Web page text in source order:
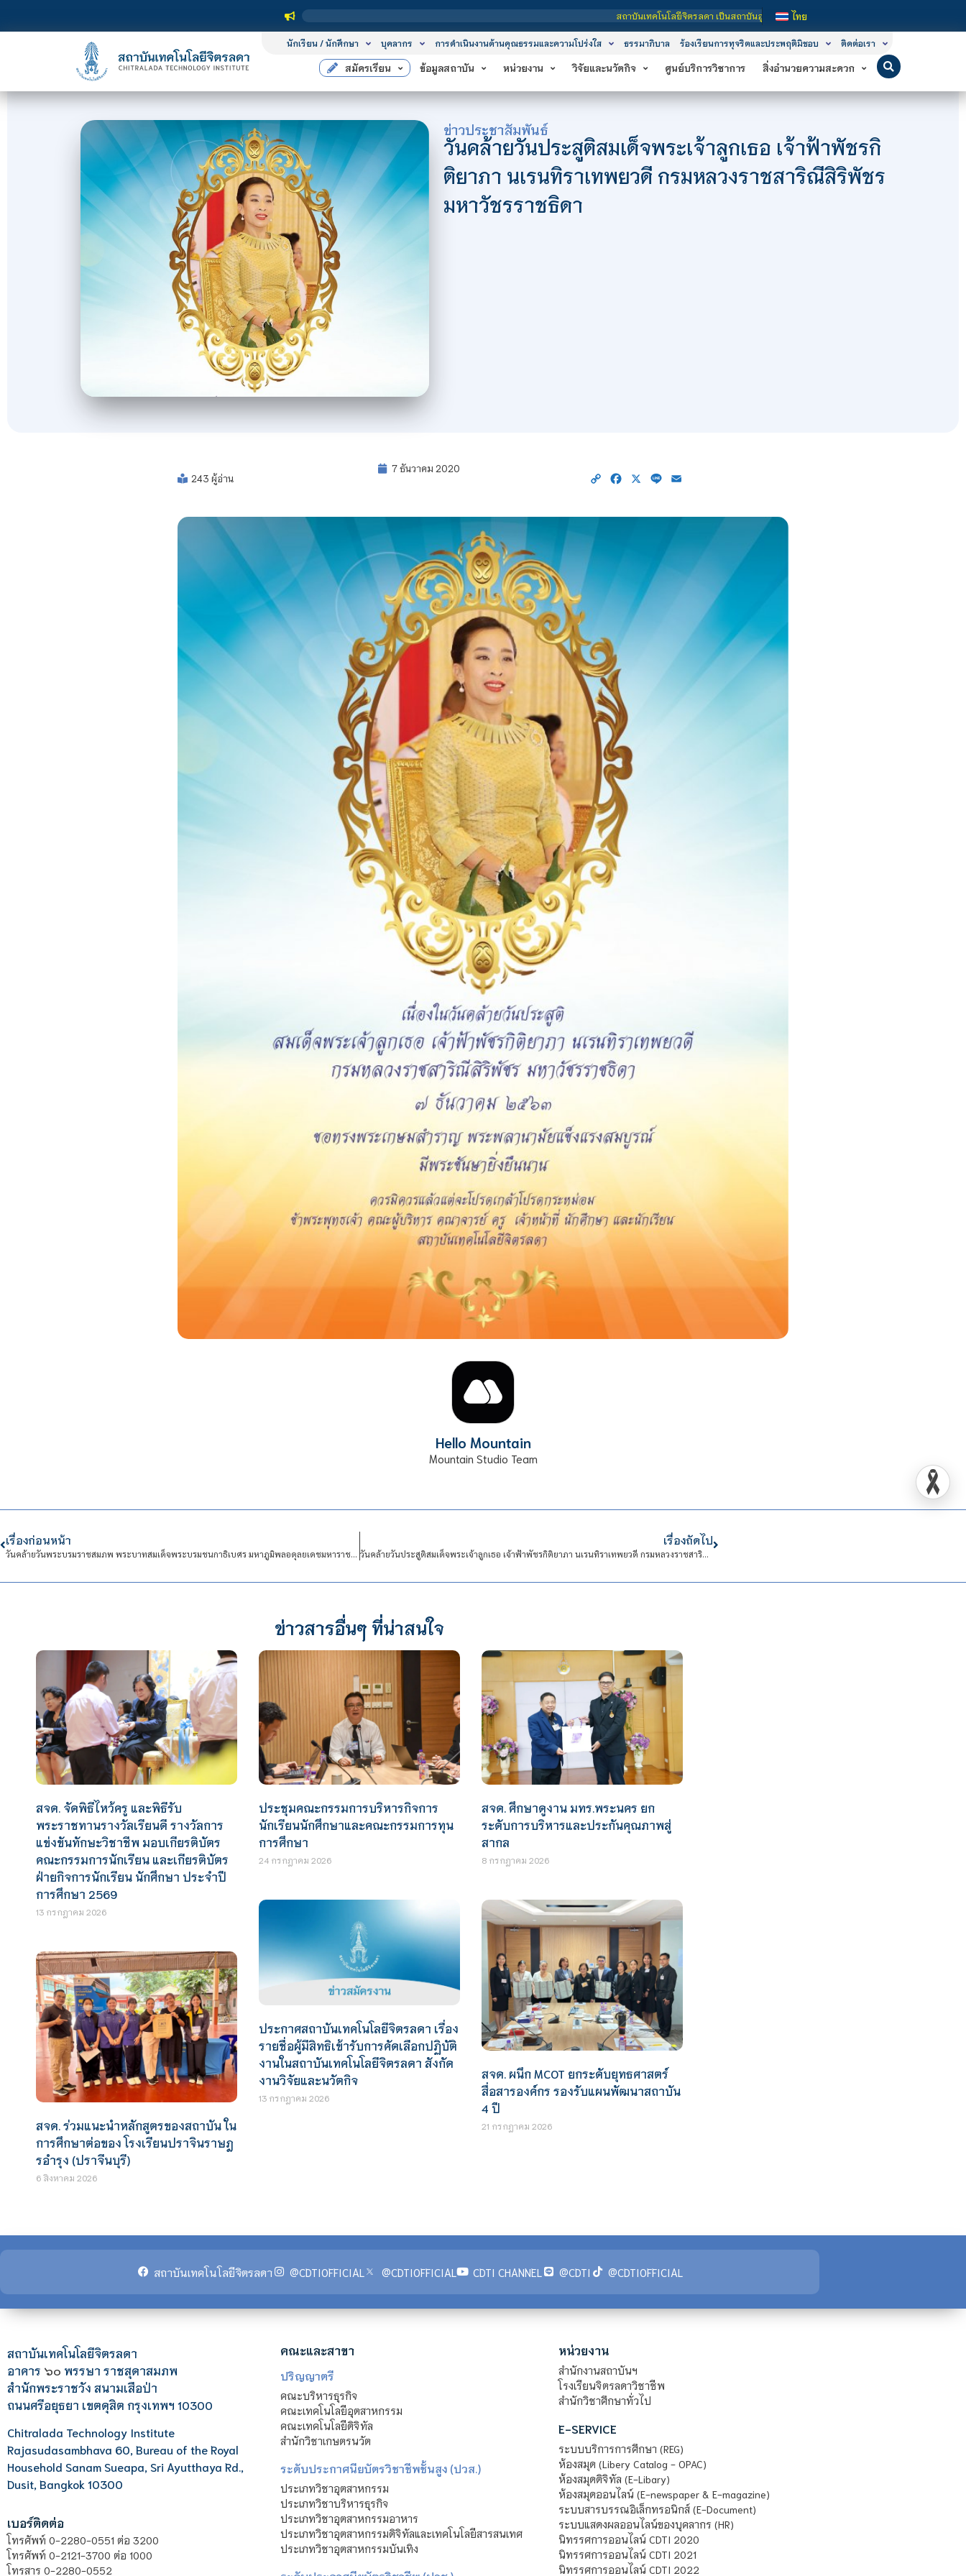
สถาบันเทคโนโลยีจิตรลดา เป็นสถาบันอุดมศึกษาในกำกับของรัฐ เปิดหลักสูตรการเรียนการสอน 3 ระดับ คือ ระดั
ไทย
นักเรียน / นักศึกษา บุคลากร การดำเนินงานด้านคุณธรรมและความโปร่งใส ธรรมาภิบาล ร้องเรียนการทุจริตและประพฤติมิชอบ ติดต่อเรา
สมัครเรียน ข้อมูลสถาบัน หน่วยงาน วิจัยและนวัตกิจ ศูนย์บริการวิชาการ สิ่งอำนวยความสะดวก
ข่าวประชาสัมพันธ์
วันคล้ายวันประสูติสมเด็จพระเจ้าลูกเธอ เจ้าฟ้าพัชรกิ
ติยาภา นเรนทิราเทพยวดี กรมหลวงราชสาริณีสิริพัชร
มหาวัชรราชธิดา
243 ผู้อ่าน
7 ธันวาคม 2020
Copy Facebook
X Line
Hello Mountain
Mountain Studio Team
เรื่องก่อนหน้า
วันคล้ายวันพระบรมราชสมภพ พระบาทสมเด็จพระบรมชนกาธิเบศร มหาภูมิพลอดุลยเดชมหาราช บรมนาถบพิตร วันชาติ วันพ่อแห่งชาติ
เรื่องถัดไป
วันคล้ายวันประสูติสมเด็จพระเจ้าลูกเธอ เจ้าฟ้าพัชรกิติยาภา นเรนทิราเทพยวดี กรมหลวงราชสาริณีสิริพัชร มหาวัชรราชธิดา
ข่าวสารอื่นๆ ที่น่าสนใจ
สจด. จัดพิธีไหว้ครู และพิธีรับ
พระราชทานรางวัลเรียนดี รางวัลการ
แข่งขันทักษะวิชาชีพ มอบเกียรติบัตร
คณะกรรมการนักเรียน และเกียรติบัตร
ฝ่ายกิจการนักเรียน นักศึกษา ประจำปี
การศึกษา 2569
13 กรกฎาคม 2026
ประชุมคณะกรรมการบริหารกิจการ
นักเรียนนักศึกษาและคณะกรรมการทุน
การศึกษา
24 กรกฎาคม 2026
สจด. ศึกษาดูงาน มทร.พระนคร ยก
ระดับการบริหารและประกันคุณภาพสู่
สากล
8 กรกฎาคม 2026
สจด. ร่วมแนะนำหลักสูตรของสถาบัน ใน
การศึกษาต่อของ โรงเรียนปราจินราษฎ
รอำรุง (ปราจีนบุรี)
6 สิงหาคม 2026
ประกาศสถาบันเทคโนโลยีจิตรลดา เรื่อง
รายชื่อผู้มีสิทธิเข้ารับการคัดเลือกปฏิบัติ
งานในสถาบันเทคโนโลยีจิตรลดา สังกัด
งานวิจัยและนวัตกิจ
13 กรกฎาคม 2026
สจด. ผนึก MCOT ยกระดับยุทธศาสตร์
สื่อสารองค์กร รองรับแผนพัฒนาสถาบัน
4 ปี
21 กรกฎาคม 2026
สถาบันเทคโนโลยีจิตรลดา @CDTIOFFICIAL @CDTIOFFICIAL CDTI CHANNEL @CDTI @CDTIOFFICIAL
สถาบันเทคโนโลยีจิตรลดา
อาคาร ๖๐ พรรษา ราชสุดาสมภพ
สำนักพระราชวัง สนามเสือป่า
ถนนศรีอยุธยา เขตดุสิต กรุงเทพฯ 10300
Chitralada Technology Institute
Rajasudasambhava 60, Bureau of the Royal
Household Sanam Sueapa, Sri Ayutthaya Rd.,
Dusit, Bangkok 10300
เบอร์ติดต่อ
โทรศัพท์ 0-2280-0551 ต่อ 3200
โทรศัพท์ 0-2121-3700 ต่อ 1000
โทรสาร 0-2280-0552
คณะและสาขา
ปริญญาตรี
คณะบริหารธุรกิจ
คณะเทคโนโลยีอุตสาหกรรม
คณะเทคโนโลยีดิจิทัล
สำนักวิชาเกษตรนวัต
ระดับประกาศนียบัตรวิชาชีพชั้นสูง (ปวส.)
ประเภทวิชาอุตสาหกรรม
ประเภทวิชาบริหารธุรกิจ
ประเภทวิชาอุตสาหกรรมอาหาร
ประเภทวิชาอุตสาหกรรมดิจิทัลและเทคโนโลยีสารสนเทศ
ประเภทวิชาอุตสาหกรรมบันเทิง
หน่วยงาน
สำนักงานสถาบันฯ
โรงเรียนจิตรลดาวิชาชีพ
สำนักวิชาศึกษาทั่วไป
E-SERVICE
ระบบบริการการศึกษา (REG)
ห้องสมุด (Libery Catalog - OPAC)
ห้องสมุดดิจิทัล (E-Libary)
ห้องสมุดออนไลน์ (E-newspaper & E-magazine)
ระบบสารบรรณอิเล็กทรอนิกส์ (E-Document)
ระบบแสดงผลออนไลน์ของบุคลากร (HR)
นิทรรศการออนไลน์ CDTI 2020
นิทรรศการออนไลน์ CDTI 2021
นิทรรศการออนไลน์ CDTI 2022